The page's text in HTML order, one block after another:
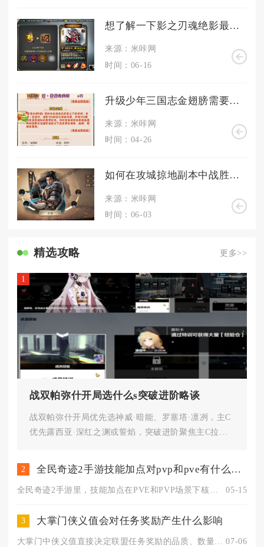
想了解一下影之刃魂绝影最佳技能链的组合
来源：米咔网
时间：06-16
升级少年三国志金翅膀需要投入多少时间
来源：米咔网
时间：04-26
如何在攻城掠地副本中战胜韩琼
来源：米咔网
时间：06-03
精选攻略 更多>>
1
战双帕弥什开局选什么s突破进阶略谈
战双帕弥什开局优先选神威·暗能、罗塞塔·凛冽，主C
优先露西亚·深红之渊或誓焰，突破进阶聚焦主C拉
2 全民奇迹2手游技能加点对pvp和pve有什么不同要求
05-15
3 大掌门侠义值会对任务奖励产生什么影响
07-06